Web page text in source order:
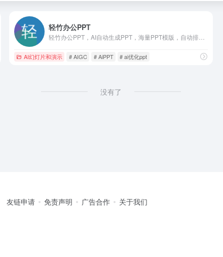
轻竹办公PPT
轻竹办公PPT，AI自动生成PPT，海量PPT模版，自动排版布局。支持Word文档转PPT，在线编辑，一键换PPT模板，智能生成演讲稿等功能。无论是商务演示、教育培训，还是项目汇报，轻竹办公PPT都能让您的演示制作变得轻松高效。
AI幻灯片和演示 # AIGC # AiPPT # ai优化ppt
没有了
友链申请 免责声明 广告合作 关于我们